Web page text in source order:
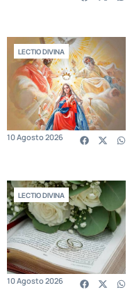
LECTIO DIVINA
10 Agosto 2026
LECTIO DIVINA
10 Agosto 2026